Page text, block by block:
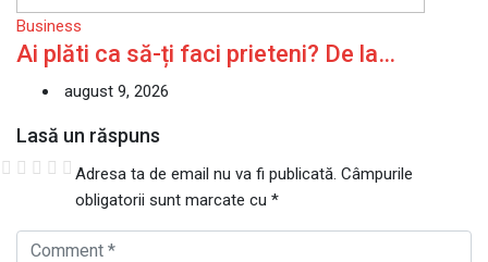
Business
Ai plăti ca să-ți faci prieteni? De la…
august 9, 2026
Lasă un răspuns
Adresa ta de email nu va fi publicată. Câmpurile
obligatorii sunt marcate cu *